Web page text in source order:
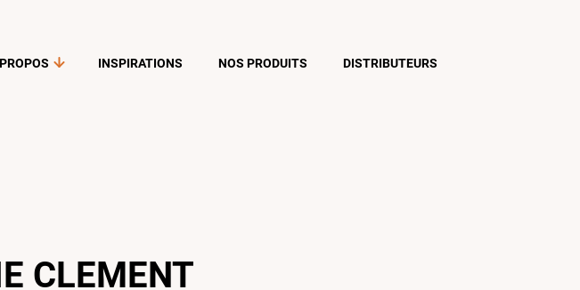
INSPIRATIONS NOS PRODUITS DISTRIBUTEURS
CLEMENT